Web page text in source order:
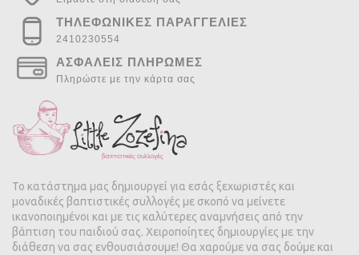
ΑΠΟΣΤΟΛΗ ΜΗΝΥΜΑΤΟΣ
ΤΗΛΕΦΩΝΙΚΕΣ ΠΑΡΑΓΓΕΛΙΕΣ
2410230554
ΑΣΦΑΛΕΙΣ ΠΛΗΡΩΜΕΣ
Πληρώστε με την κάρτα σας
Το κατάστημα μας δημιουργεί για εσάς ξεχωριστές και
μοναδικές βαπτιστικές συλλογές με σκοπό να μείνετε
ικανοποιημένοι και με τις καλύτερες αναμνήσεις από την
βάπτιση του παιδιού σας. Χειροποίητες δημιουργίες με την
διάθεση να σας ενθουσιάσουμε! Θα χαρούμε να σας δούμε και